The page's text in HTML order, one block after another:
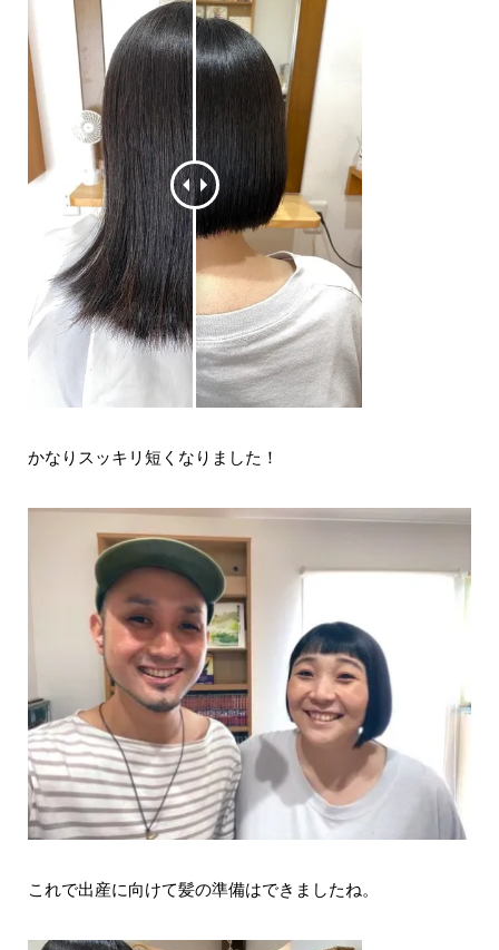
かなりスッキリ短くなりました！
これで出産に向けて髪の準備はできましたね。